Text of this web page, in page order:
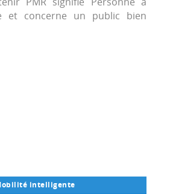
et concerne un public bien
intelligente